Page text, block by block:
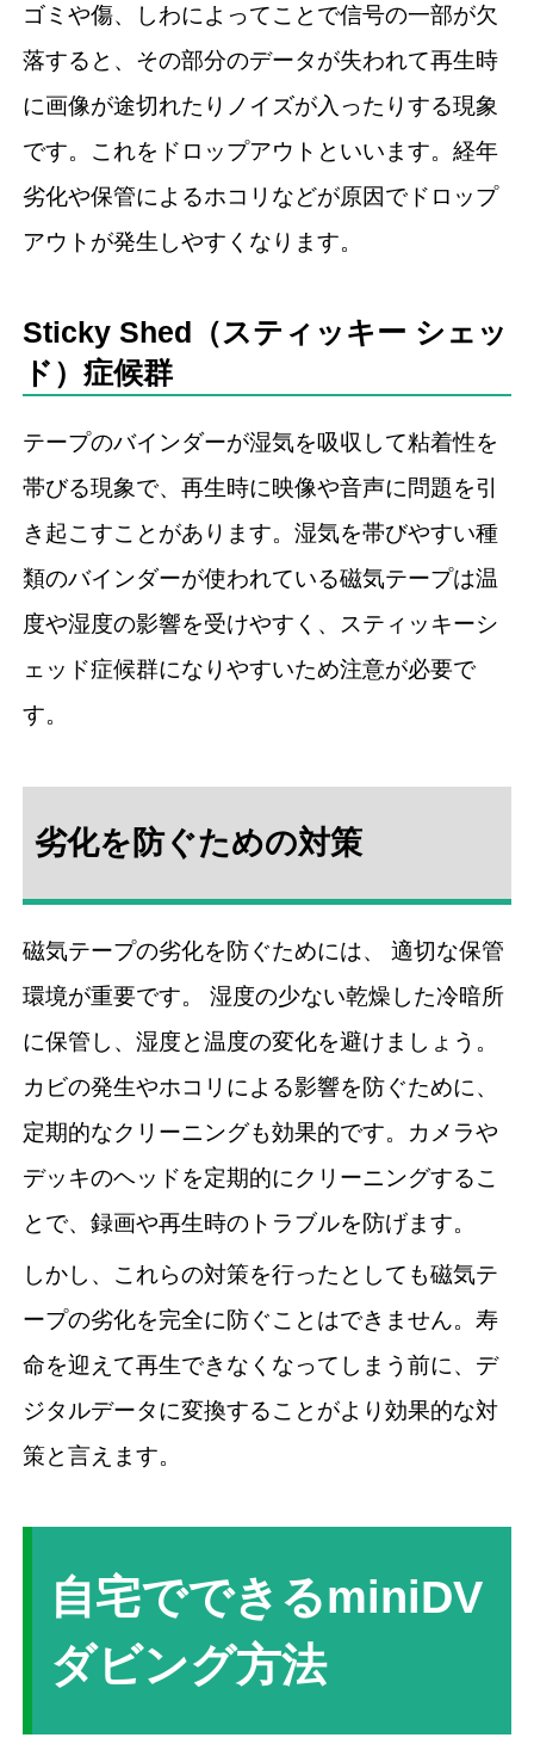
ゴミや傷、しわによってことで信号の一部が欠
落すると、その部分のデータが失われて再生時
に画像が途切れたりノイズが入ったりする現象
です。これをドロップアウトといいます。経年
劣化や保管によるホコリなどが原因でドロップ
アウトが発生しやすくなります。
Sticky Shed（スティッキー シェッ
ド）症候群
テープのバインダーが湿気を吸収して粘着性を
帯びる現象で、再生時に映像や音声に問題を引
き起こすことがあります。湿気を帯びやすい種
類のバインダーが使われている磁気テープは温
度や湿度の影響を受けやすく、スティッキーシ
ェッド症候群になりやすいため注意が必要で
す。
劣化を防ぐための対策
磁気テープの劣化を防ぐためには、 適切な保管
環境が重要です。 湿度の少ない乾燥した冷暗所
に保管し、湿度と温度の変化を避けましょう。
カビの発生やホコリによる影響を防ぐために、
定期的なクリーニングも効果的です。カメラや
デッキのヘッドを定期的にクリーニングするこ
とで、録画や再生時のトラブルを防げます。
しかし、これらの対策を行ったとしても磁気テ
ープの劣化を完全に防ぐことはできません。寿
命を迎えて再生できなくなってしまう前に、デ
ジタルデータに変換することがより効果的な対
策と言えます。
自宅でできるminiDV
ダビング方法